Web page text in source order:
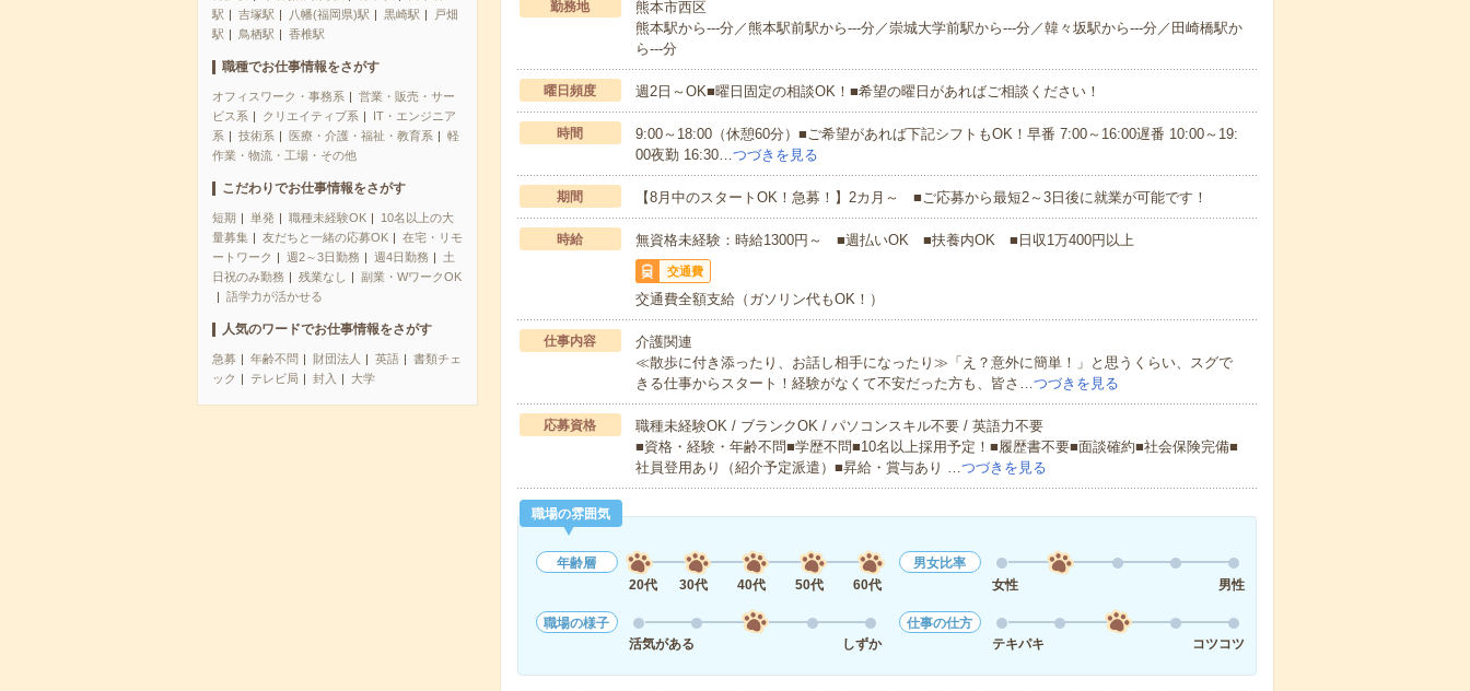
駅
吉塚駅 八幡(福岡県)駅 黒崎駅
戸畑
駅
鳥栖駅 香椎駅
職種でお仕事情報をさがす
オフィスワーク・事務系
営業・販売・サー
ビス系
クリエイティブ系
IT・エンジニア
系
技術系 医療・介護・福祉・教育系
軽
作業・物流・工場・その他
こだわりでお仕事情報をさがす
短期 単発 職種未経験OK
10名以上の大
量募集
友だちと一緒の応募OK
在宅・リモ
ートワーク
週2～3日勤務 週4日勤務
土
日祝のみ勤務
残業なし
副業・WワークOK
語学力が活かせる
人気のワードでお仕事情報をさがす
急募 年齢不問 財団法人 英語
書類チェ
ック
テレビ局 封入 大学
勤務地
熊本市西区
熊本駅から---分／熊本駅前駅から---分／崇城大学前駅から---分／韓々坂駅から---分／田崎橋駅か
ら---分
曜日頻度 週2日～OK■曜日固定の相談OK！■希望の曜日があればご相談ください！
時間
9:00～18:00（休憩60分）■ご希望があれば下記シフトもOK！早番 7:00～16:00遅番 10:00～19:
00夜勤 16:30…つづきを見る
期間 【8月中のスタートOK！急募！】2カ月～ ■ご応募から最短2～3日後に就業が可能です！
時給 無資格未経験：時給1300円～ ■週払いOK ■扶養内OK ■日収1万400円以上
交通費
交通費全額支給（ガソリン代もOK！）
仕事内容
介護関連
≪散歩に付き添ったり、お話し相手になったり≫「え？意外に簡単！」と思うくらい、スグで
きる仕事からスタート！経験がなくて不安だった方も、皆さ…つづきを見る
応募資格
職種未経験OK / ブランクOK / パソコンスキル不要 / 英語力不要
■資格・経験・年齢不問■学歴不問■10名以上採用予定！■履歴書不要■面談確約■社会保険完備■
社員登用あり（紹介予定派遣）■昇給・賞与あり …つづきを見る
職場の雰囲気
年齢層
20代
30代 40代 50代 60代
男女比率
女性
男性
職場の様子
活気がある
しずか
仕事の仕方
テキパキ
コツコツ